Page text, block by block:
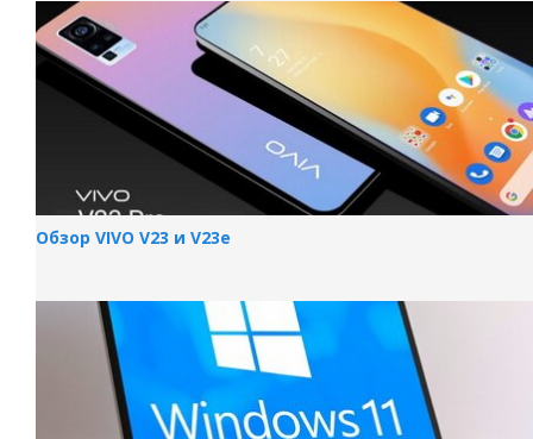
Обзор VIVO V23 и V23e